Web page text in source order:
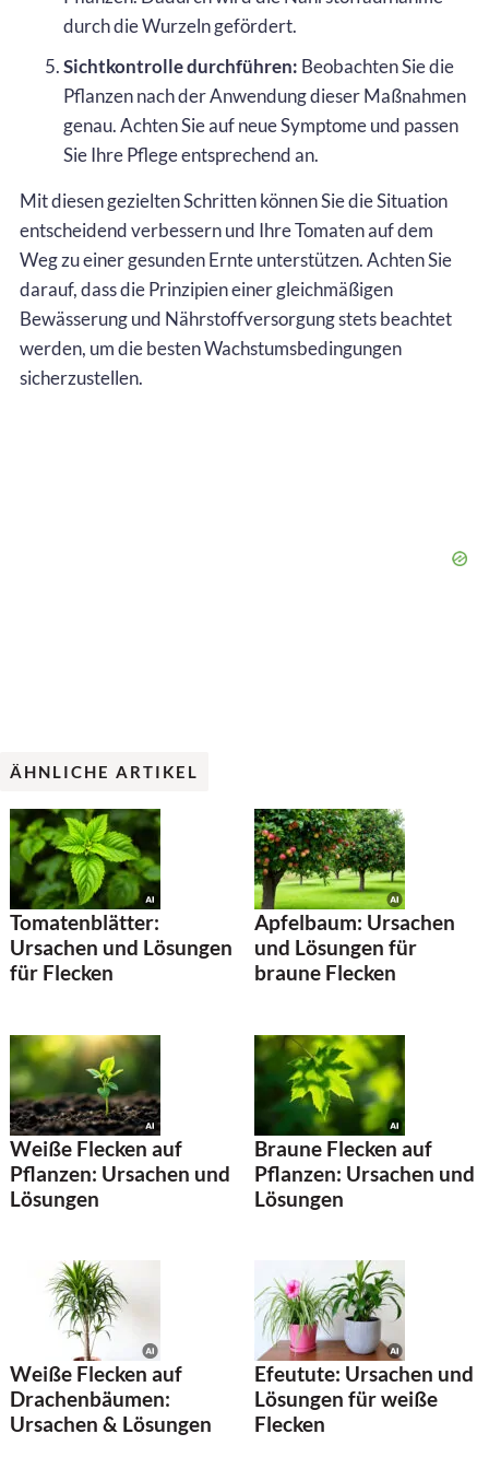
durch die Wurzeln gefördert.
Sichtkontrolle durchführen: Beobachten Sie die
Pflanzen nach der Anwendung dieser Maßnahmen
genau. Achten Sie auf neue Symptome und passen
Sie Ihre Pflege entsprechend an.
Mit diesen gezielten Schritten können Sie die Situation
entscheidend verbessern und Ihre Tomaten auf dem
Weg zu einer gesunden Ernte unterstützen. Achten Sie
darauf, dass die Prinzipien einer gleichmäßigen
Bewässerung und Nährstoffversorgung stets beachtet
werden, um die besten Wachstumsbedingungen
sicherzustellen.
ÄHNLICHE ARTIKEL
Tomatenblätter:
Ursachen und Lösungen
für Flecken
Apfelbaum: Ursachen
und Lösungen für
braune Flecken
Weiße Flecken auf
Pflanzen: Ursachen und
Lösungen
Braune Flecken auf
Pflanzen: Ursachen und
Lösungen
Weiße Flecken auf
Drachenbäumen:
Ursachen & Lösungen
Efeutute: Ursachen und
Lösungen für weiße
Flecken